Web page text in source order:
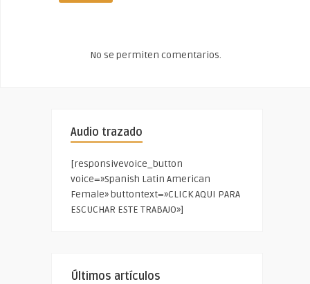
No se permiten comentarios.
Audio trazado
[responsivevoice_button
voice=»Spanish Latin American
Female» buttontext=»CLICK AQUI PARA
ESCUCHAR ESTE TRABAJO»]
Últimos artículos